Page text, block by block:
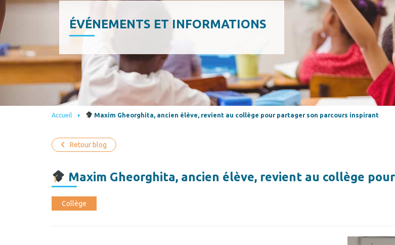
ÉVÉNEMENTS ET INFORMATIONS
Accueil Maxim Gheorghita, ancien élève, revient au collège pour partager son parcours inspirant
Retour blog
Maxim Gheorghita, ancien élève, revient au collège
Collège